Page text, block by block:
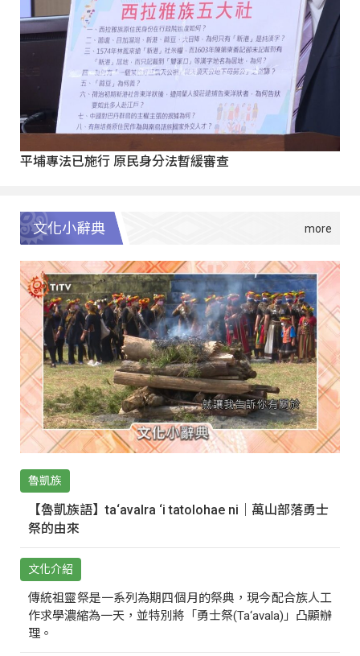
平埔專法已施行 原民身分法暫緩審查
文化小辭典
魯凱族
【魯凱族語】ta‘avalra ‘i tatolohae ni｜萬山部落勇士
祭的由來
文化介紹
傳統祖靈祭是一系列為期四個月的祭典，現今配合族人工
作求學濃縮為一天，並特別將「勇士祭(Ta‘avala)」凸顯辦
理。